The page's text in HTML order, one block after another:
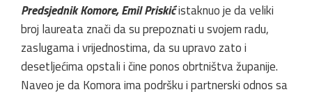
Predsjednik Komore, Emil Priskićistaknuo je da veliki
broj laureata znači da su prepoznati u svojem radu,
zaslugama i vrijednostima, da su upravo zato i
desetljećima opstali i čine ponos obrtništva županije.
Naveo je da Komora ima podršku i partnerski odnos sa